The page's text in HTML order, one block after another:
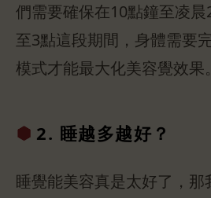
們需要確保在10點鐘至凌
至3點這段期間，身體需要
模式才能最大化美容覺效果。
2. 睡越多越好？
睡覺能美容真是太好了，